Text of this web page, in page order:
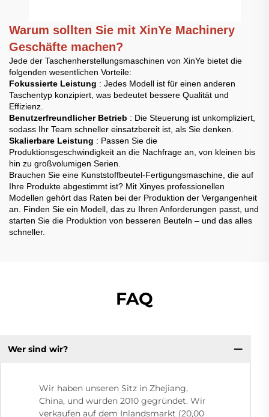
Warum sollten Sie mit XinYe Machinery
Geschäfte machen?
Jede der Taschenherstellungsmaschinen von XinYe bietet die
folgenden wesentlichen Vorteile:
Fokussierte Leistung : Jedes Modell ist für einen anderen
Taschentyp konzipiert, was bedeutet bessere Qualität und
Effizienz.
Benutzerfreundlicher Betrieb : Die Steuerung ist unkompliziert,
sodass Ihr Team schneller einsatzbereit ist, als Sie denken.
Skalierbare Leistung : Passen Sie die
Produktionsgeschwindigkeit an die Nachfrage an, von kleinen bis
hin zu großvolumigen Serien.
Brauchen Sie eine Kunststoffbeutel-Fertigungsmaschine, die auf
Ihre Produkte abgestimmt ist? Mit Xinyes professionellen
Modellen gehört das Raten bei der Produktion der Vergangenheit
an. Finden Sie ein Modell, das zu Ihren Anforderungen passt, und
starten Sie die Produktion von besseren Beuteln – und das alles
schneller.
FAQ
Wer sind wir?
Wir haben unseren Sitz in Zhejiang,
China, und wurden 2010 gegründet. Wir
verkaufen auf dem Inlandsmarkt (20,00